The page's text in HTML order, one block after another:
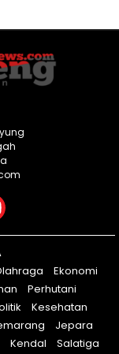
Ekonomi
Perhutani
Kesehatan
Jepara
Kendal
Salatiga